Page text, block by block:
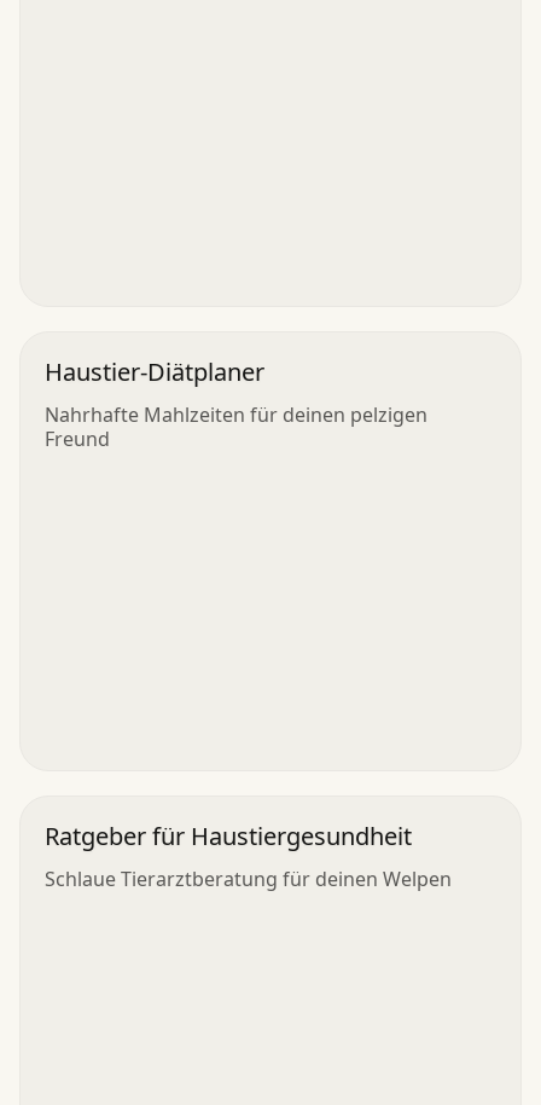
Haustier-Diätplaner
Nahrhafte Mahlzeiten für deinen pelzigen
Freund
Ratgeber für Haustiergesundheit
Schlaue Tierarztberatung für deinen Welpen